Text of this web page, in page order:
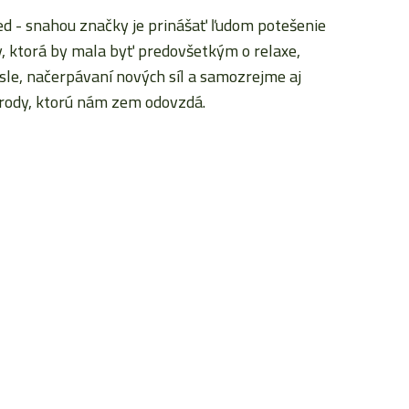
- snahou značky je prinášať ľudom potešenie
ktorá by mala byť predovšetkým o relaxe,
načerpávaní nových síl a samozrejme aj
ktorú nám zem odovzdá.